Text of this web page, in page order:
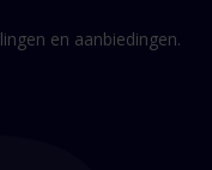
en aanbiedingen.